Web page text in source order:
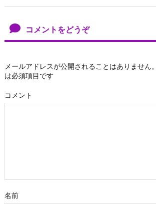
コメントをどうぞ
メールアドレスが公開されることはありません。
は必須項目です
コメント
名前